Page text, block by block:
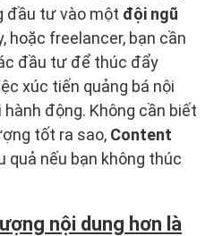
đầu tư vào một đội ngũ
hoặc freelancer, bạn cần
đầu tư để thúc đẩy
xúc tiến quảng bá nội
động. Không cần biết
tốt ra sao, Content
quả nếu bạn không thúc
nội dung hơn là